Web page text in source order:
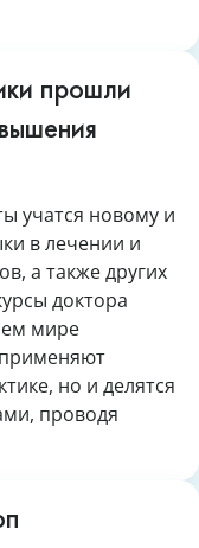
прошли
учатся новому и
в лечении и
а также других
доктора
мире
но и делятся
проводя